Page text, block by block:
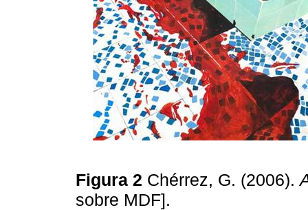
Figura 2 Chérrez, G. (2006).
sobre MDF].